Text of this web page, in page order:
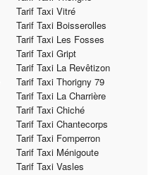
Tarif Taxi Vitré
Tarif Taxi Boisserolles
Tarif Taxi Les Fosses
Tarif Taxi Gript
Tarif Taxi La Revêtizon
Tarif Taxi Thorigny 79
Tarif Taxi La Charrière
Tarif Taxi Chiché
Tarif Taxi Chantecorps
Tarif Taxi Fomperron
Tarif Taxi Ménigoute
Tarif Taxi Vasles